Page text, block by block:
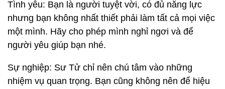
Tình yêu: Bạn là người tuyệt vời, có đủ năng lực
nhưng bạn không nhất thiết phải làm tất cả mọi việc
một mình. Hãy cho phép mình nghỉ ngơi và để
người yêu giúp bạn nhé.
Sự nghiệp: Sư Tử chỉ nên chú tâm vào những
nhiệm vụ quan trọng. Bạn cũng không nên để hiệu